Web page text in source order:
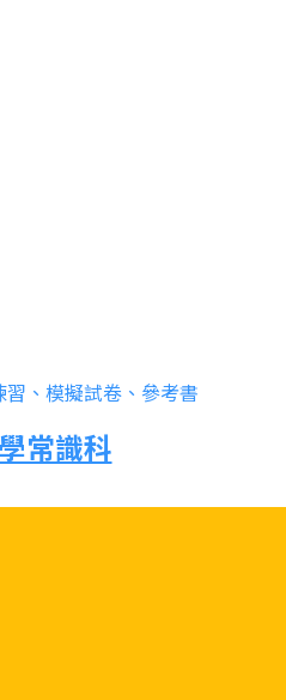
常識科